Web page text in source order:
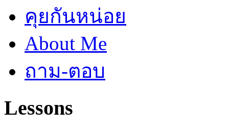
คุยกันหน่อย
About Me
ถาม-ตอบ
Lessons